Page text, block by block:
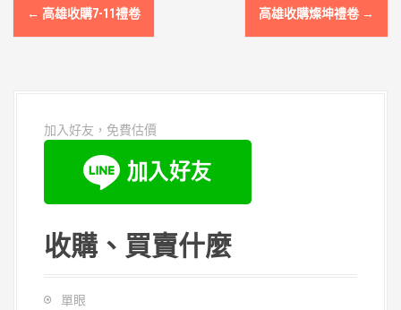
章
← 高雄收購7-11禮卷 高雄收購燦坤禮卷 →
加入好友，免費估價
收購、買賣什麼
單眼